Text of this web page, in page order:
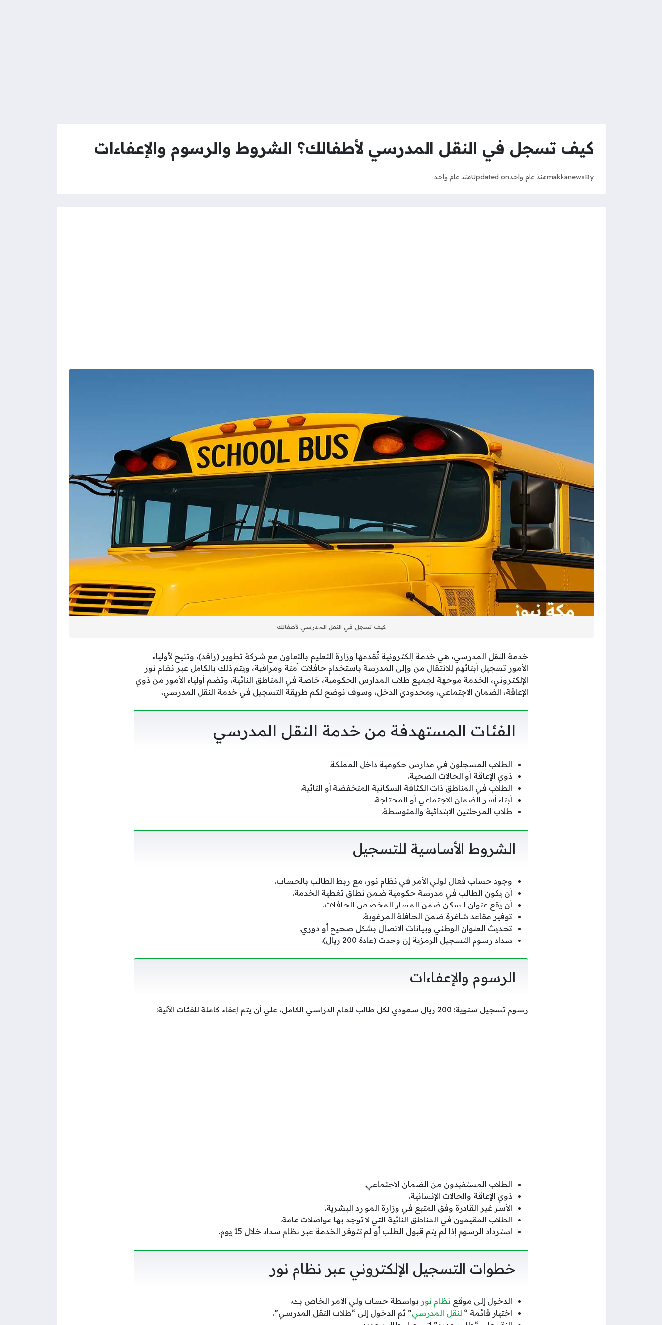
كيف تسجل في النقل المدرسي لأطفالك؟ الشروط والرسوم والإعفاءات
By
makkanewsمنذ عام واحدUpdated onمنذ عام واحد
كيف تسجل في النقل المدرسي لأطفالك
خدمة النقل المدرسي، هي خدمة إلكترونية تُقدمها وزارة التعليم بالتعاون مع شركة تطوير (رافد)، وتتيح لأولياء
الأمور تسجيل أبنائهم للانتقال من وإلى المدرسة باستخدام حافلات آمنة ومراقبة، ويتم ذلك بالكامل عبر نظام نور
الإلكتروني، الخدمة موجهة لجميع طلاب المدارس الحكومية، خاصة في المناطق النائية، وتضم أولياء الأمور من ذوي
الإعاقة، الضمان الاجتماعي، ومحدودي الدخل، وسوف نوضح لكم طريقة التسجيل في خدمة النقل المدرسي.
الفئات المستهدفة من خدمة النقل المدرسي
الطلاب المسجلون في مدارس حكومية داخل المملكة.
ذوي الإعاقة أو الحالات الصحية.
الطلاب في المناطق ذات الكثافة السكانية المنخفضة أو النائية.
أبناء أسر الضمان الاجتماعي أو المحتاجة.
طلاب المرحلتين الابتدائية والمتوسطة.
الشروط الأساسية للتسجيل
وجود حساب فعال لولي الأمر في نظام نور، مع ربط الطالب بالحساب.
أن يكون الطالب في مدرسة حكومية ضمن نطاق تغطية الخدمة.
أن يقع عنوان السكن ضمن المسار المخصص للحافلات.
توفير مقاعد شاغرة ضمن الحافلة المرغوبة.
تحديث العنوان الوطني وبيانات الاتصال بشكل صحيح أو دوري.
سداد رسوم التسجيل الرمزية إن وجدت (عادة 200 ريال).
الرسوم والإعفاءات
رسوم تسجيل سنوية: 200 ريال سعودي لكل طالب للعام الدراسي الكامل، علي أن يتم إعفاء كاملة للفئات الآتية:
الطلاب المستفيدون من الضمان الاجتماعي.
ذوي الإعاقة والحالات الإنسانية.
الأسر غير القادرة وفق المتبع في وزارة الموارد البشرية.
الطلاب المقيمون في المناطق النائية التي لا توجد بها مواصلات عامة.
استرداد الرسوم إذا لم يتم قبول الطلب أو لم تتوفر الخدمة عبر نظام سداد خلال 15 يوم.
خطوات التسجيل الإلكتروني عبر نظام نور
الدخول إلى موقع نظام نور بواسطة حساب ولي الأمر الخاص بك.
اختيار قائمة “النقل المدرسي” ثم الدخول إلى “طلاب النقل المدرسي”.